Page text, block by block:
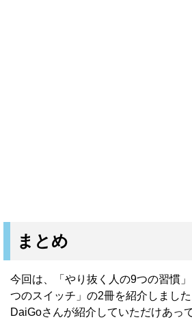
まとめ
今回は、「やり抜く人の9つの習慣
つのスイッチ」の2冊を紹介しまし
DaiGoさんが紹介していただけあっ